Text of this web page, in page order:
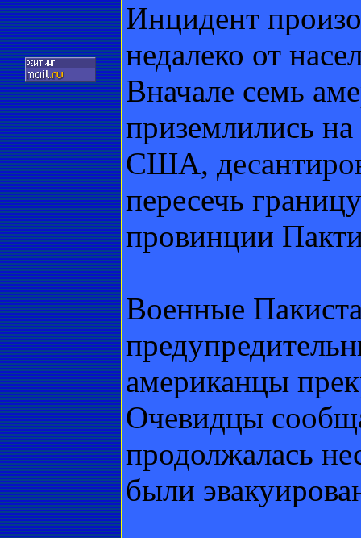
Инцидент
недалеко от
Вначале семь
приземлились
США,
пересечь
провинции
Военные
американцы
Очевидцы
продолжалась
были